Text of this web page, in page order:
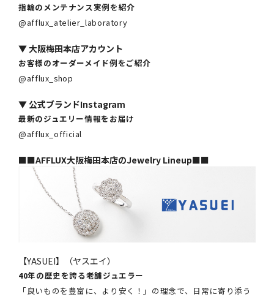
指輪のメンテナンス実例を紹介
@afflux_atelier_laboratory
▼大阪梅田本店アカウント
お客様のオーダーメイド例をご紹介
@afflux_shop
▼公式ブランドInstagram
最新のジュエリー情報をお届け
@afflux_official
■■AFFLUX大阪梅田本店のJewelry Lineup■■
【YASUEI】（ヤスエイ）
40年の歴史を誇る老舗ジュエラー
「良いものを豊富に、より安く！」の理念で、日常に寄り添う